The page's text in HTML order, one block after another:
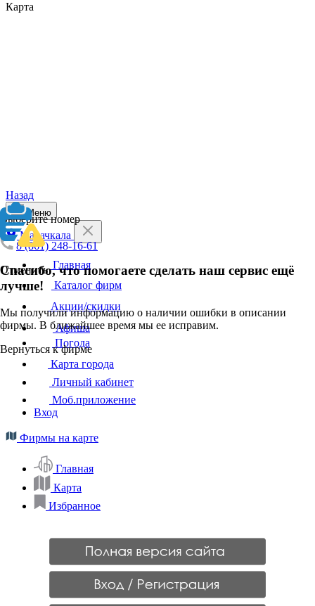
Карта
Назад
Выберите номер
8 (861) 248-16-61
Отменить
Спасибо, что помогаете сделать наш сервис ещё
лучше!
Мы получили информацию о наличии ошибки в описании
фирмы. В ближайшее время мы ее исправим.
Вернуться к фирме
Меню
Махачкала
Главная
Каталог фирм
Акции/скидки
Афиша
Погода
Карта города
Личный кабинет
Моб.приложение
Вход
Фирмы на карте
Главная
Карта
Избранное